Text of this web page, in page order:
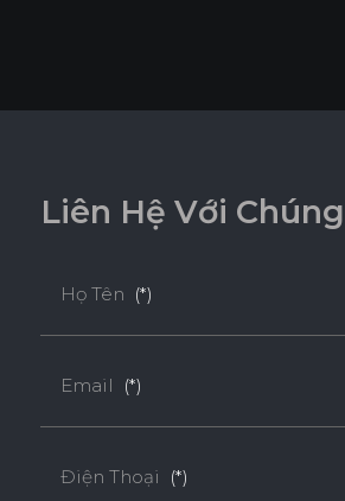
Liên Hệ Với Chúng
Họ Tên (*)
Email (*)
Điện Thoại (*)